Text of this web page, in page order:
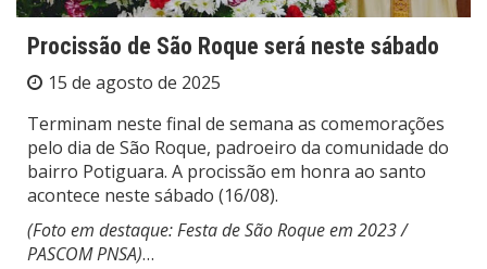
Procissão de São Roque será neste sábado
15 de agosto de 2025
Terminam neste final de semana as comemorações
pelo dia de São Roque, padroeiro da comunidade do
bairro Potiguara. A procissão em honra ao santo
acontece neste sábado (16/08).
(Foto em destaque: Festa de São Roque em 2023 /
PASCOM PNSA)…